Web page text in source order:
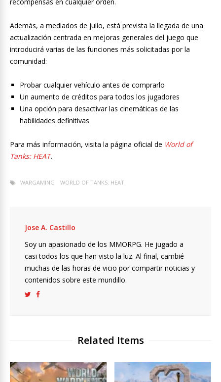
recompensas en cualquier orden.
Además, a mediados de julio, está prevista la llegada de una
actualización centrada en mejoras generales del juego que
introducirá varias de las funciones más solicitadas por la
comunidad:
Probar cualquier vehículo antes de comprarlo
Un aumento de créditos para todos los jugadores
Una opción para desactivar las cinemáticas de las
habilidades definitivas
Para más información, visita la página oficial de World of
Tanks: HEAT.
WARGAMING WORLD OF TANKS: HEAT
Jose A. Castillo
Soy un apasionado de los MMORPG. He jugado a
casi todos los que han visto la luz. Al final, cambié
muchas de las horas de vicio por compartir noticias y
contenidos sobre este mundillo.
Related Items